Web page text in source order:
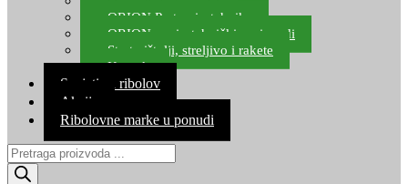
ORION Party pirotehnika
ORION nepirotehnički proizvodi
Start pištolji, streljivo i rakete
Kontakt
Savjeti za ribolov
Akcija
Ribolovne marke u ponudi
Products
search